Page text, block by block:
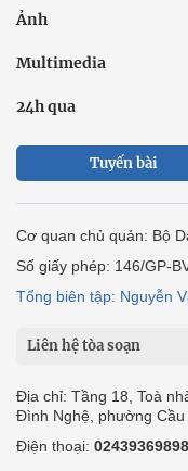
Ảnh
Multimedia
24h qua
Tuyến bài
Cơ quan chủ quản: Bộ
Số giấy phép: 146/GP-
Tổng biên tập: Nguyễn
Liên hệ tòa soạn
Địa chỉ: Tầng 18, Toà
Đình Nghệ, phường Cầu
Điện thoại: 02439369898